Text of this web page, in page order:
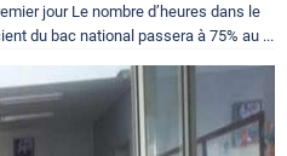
jour Le nombre d’heures dans le
du bac national passera à 75% au ...